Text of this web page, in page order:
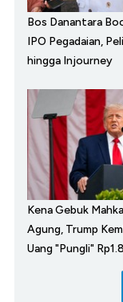
Bos Danantara
IPO Pegadaian,
hingga Injourney
Kena Gebuk
Agung, Trump
Uang "Pungli"